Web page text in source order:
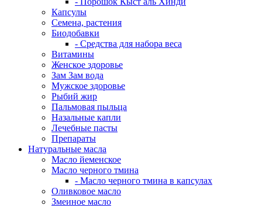
Капсулы
Семена, растения
Биодобавки
- Средства для набора веса
Витамины
Женское здоровье
Зам Зам вода
Мужское здоровье
Рыбий жир
Пальмовая пыльца
Назальные капли
Лечебные пасты
Препараты
Натуральные масла
Масло йеменское
Масло черного тмина
- Масло черного тмина в капсулах
Оливковое масло
Змеиное масло